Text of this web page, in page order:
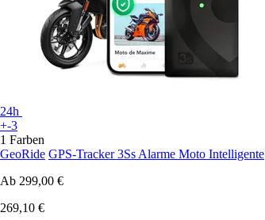
24h
+-3
1 Farben
GeoRide GPS-Tracker 3Ss Alarme Moto Intelligente
Ab 299,00 €
269,10 €